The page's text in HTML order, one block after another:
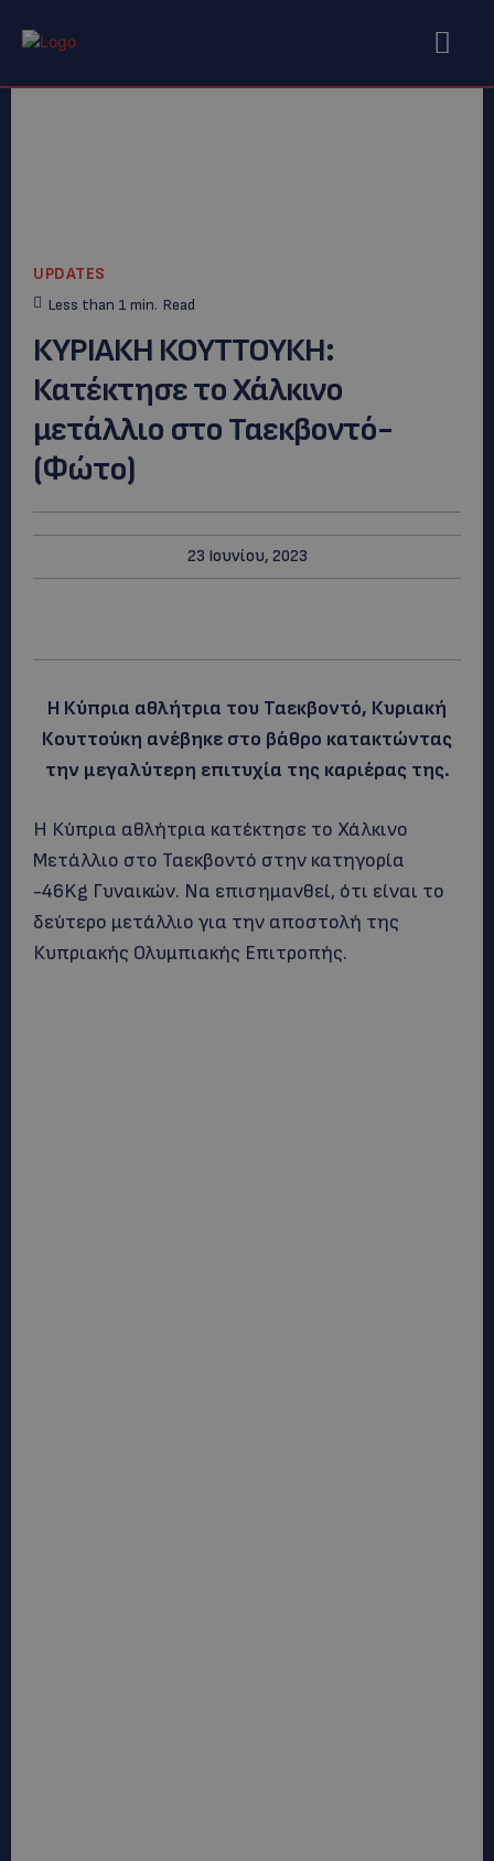
UPDATES
Less than 1 min. Read
ΚΥΡΙΑΚΗ ΚΟΥΤΤΟΥΚΗ:
Κατέκτησε το Χάλκινο
μετάλλιο στο Ταεκβοντό-
(Φώτο)
23 Ιουνίου, 2023
Η Κύπρια αθλήτρια του Ταεκβοντό, Κυριακή
Κουττούκη ανέβηκε στο βάθρο κατακτώντας
την μεγαλύτερη επιτυχία της καριέρας της.
Η Κύπρια αθλήτρια κατέκτησε το Χάλκινο
Μετάλλιο στο Ταεκβοντό στην κατηγορία
-46Kg Γυναικών. Να επισημανθεί, ότι είναι το
δεύτερο μετάλλιο για την αποστολή της
Κυπριακής Ολυμπιακής Επιτροπής.